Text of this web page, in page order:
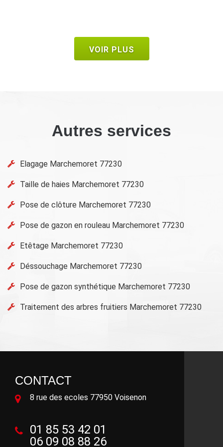
VOIR PLUS
Autres services
Elagage Marchemoret 77230
Taille de haies Marchemoret 77230
Pose de clôture Marchemoret 77230
Pose de gazon en rouleau Marchemoret 77230
Etêtage Marchemoret 77230
Déssouchage Marchemoret 77230
Pose de gazon synthétique Marchemoret 77230
Traitement des arbres fruitiers Marchemoret 77230
CONTACT
8 rue des ecoles 77950 Voisenon
01 85 53 42 01
06 09 08 88 26